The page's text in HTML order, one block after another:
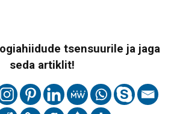
tsensuurile ja jaga
seda artiklit!